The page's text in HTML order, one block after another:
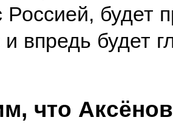
будет
и впредь будет
что